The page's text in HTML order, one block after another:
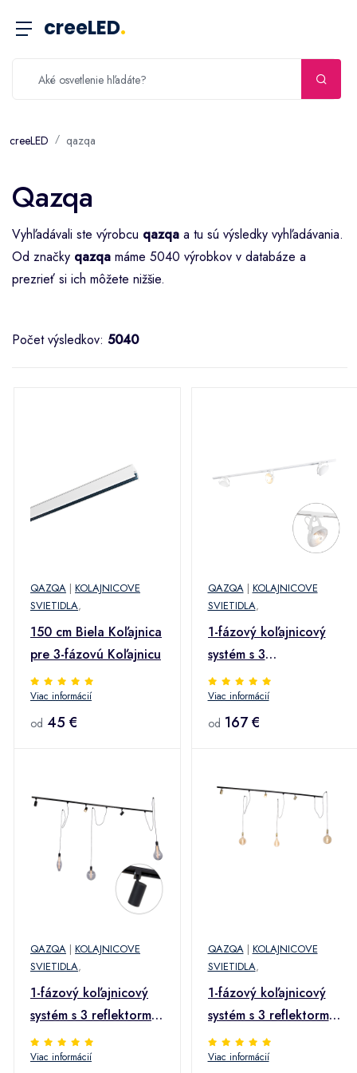
creeLED.
creeLED qazqa
Qazqa
Vyhľadávali ste výrobcu qazqa a tu sú výsledky vyhľadávania.
Od značky qazqa máme 5040 výrobkov v databáze a
prezrieť si ich môžete nižšie.
Počet výsledkov: 5040
QAZQA | KOLAJNICOVE
SVIETIDLA,
150 cm Biela Koľajnica
pre 3-fázovú Koľajnicu
Viac informácií
od 45 €
QAZQA| KOLAJNICOVE
SVIETIDLA,
1-fázový koľajnicový
systém s 3
nastaviteľnými bielymi
bodovými svetlami -
Magnax
Viac informácií
od 167 €
QAZQA | KOLAJNICOVE
SVIETIDLA,
1-fázový koľajnicový
systém s 3 reflektormi
a 3 závesnými lampami
čierny - Cavalux Jeana
Viac informácií
QAZQA| KOLAJNICOVE
SVIETIDLA,
1-fázový koľajnicový
systém s 3 reflektormi
a 3 závesnými
svietidlami zlatý -
Viac informácií